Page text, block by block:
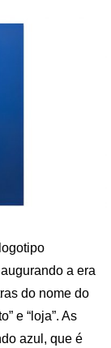
a era
do nome do
e “loja”. As
azul, que é